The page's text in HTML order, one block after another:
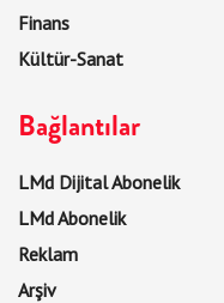
Finans
Kültür-Sanat
Bağlantılar
LMd Dijital Abonelik
LMd Abonelik
Reklam
Arşiv